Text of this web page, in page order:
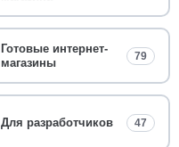
Готовые интернет-
магазины
79
Для разработчиков 47